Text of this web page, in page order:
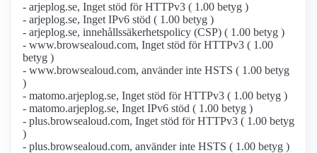
- arjeplog.se, Inget stöd för HTTPv3 ( 1.00 betyg )
- arjeplog.se, Inget IPv6 stöd ( 1.00 betyg )
- arjeplog.se, innehållssäkerhetspolicy (CSP) ( 1.00 betyg )
- www.browsealoud.com, Inget stöd för HTTPv3 ( 1.00
betyg )
- www.browsealoud.com, använder inte HSTS ( 1.00 betyg
)
- matomo.arjeplog.se, Inget stöd för HTTPv3 ( 1.00 betyg )
- matomo.arjeplog.se, Inget IPv6 stöd ( 1.00 betyg )
- plus.browsealoud.com, Inget stöd för HTTPv3 ( 1.00 betyg
)
- plus.browsealoud.com, använder inte HSTS ( 1.00 betyg )